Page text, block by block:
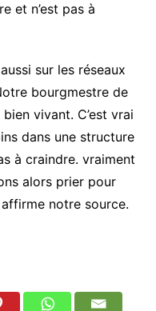
et n’est pas à
sur les réseaux
bourgmestre de
vivant. C’est vrai
dans une structure
à craindre. vraiment
alors prier pour
notre source.